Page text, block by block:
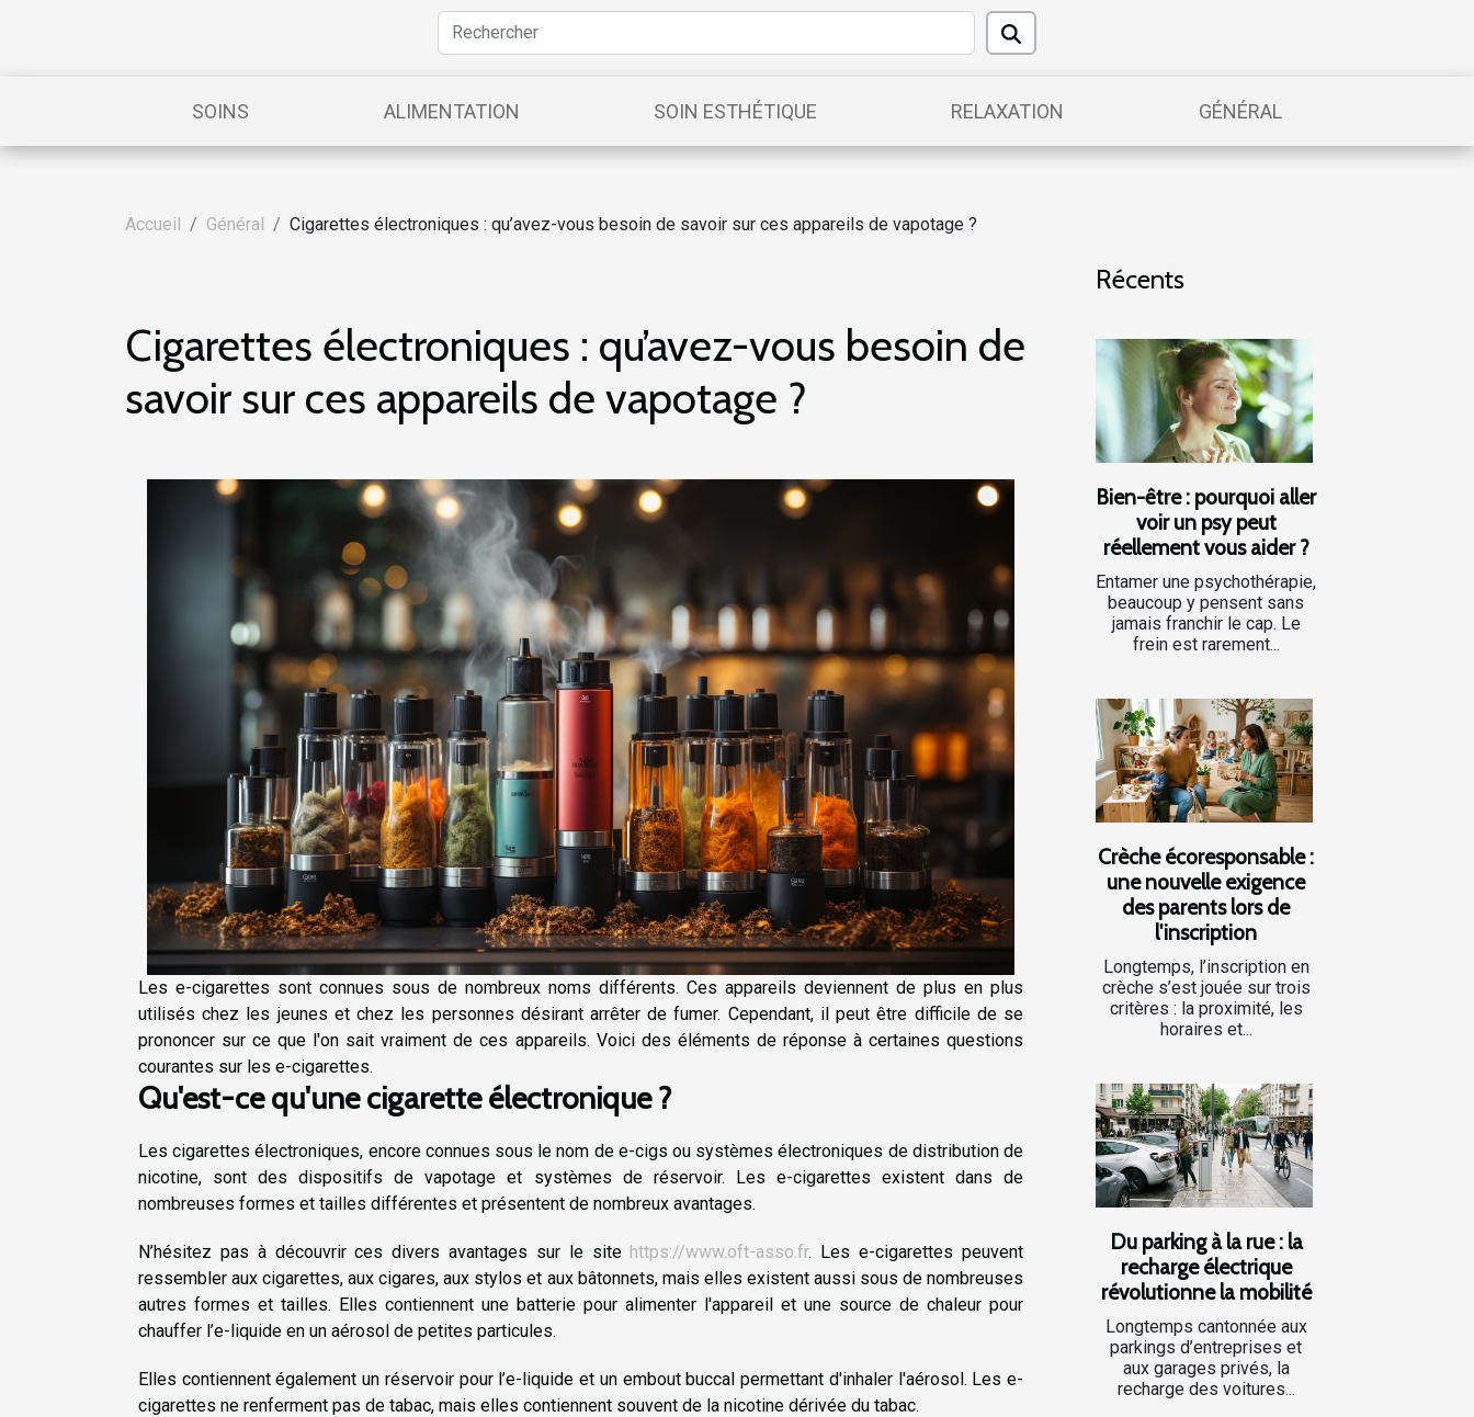
SOINS ALIMENTATION SOIN ESTHÉTIQUE RELAXATION GÉNÉRAL
Accueil Général Cigarettes électroniques : qu’avez-vous besoin de savoir sur ces appareils de vapotage ?
Cigarettes électroniques : qu’avez-vous besoin de
savoir sur ces appareils de vapotage ?
Les e-cigarettes sont connues sous de nombreux noms différents. Ces appareils deviennent de plus en plus
utilisés chez les jeunes et chez les personnes désirant arrêter de fumer. Cependant, il peut être difficile de se
prononcer sur ce que l'on sait vraiment de ces appareils. Voici des éléments de réponse à certaines questions
courantes sur les e-cigarettes.
Qu'est-ce qu'une cigarette électronique ?
Les cigarettes électroniques, encore connues sous le nom de e-cigs ou systèmes électroniques de distribution de
nicotine, sont des dispositifs de vapotage et systèmes de réservoir. Les e-cigarettes existent dans de
nombreuses formes et tailles différentes et présentent de nombreux avantages.
N’hésitez pas à découvrir ces divers avantages sur le site https://www.oft-asso.fr. Les e-cigarettes peuvent
ressembler aux cigarettes, aux cigares, aux stylos et aux bâtonnets, mais elles existent aussi sous de nombreuses
autres formes et tailles. Elles contiennent une batterie pour alimenter l'appareil et une source de chaleur pour
chauffer l’e-liquide en un aérosol de petites particules.
Elles contiennent également un réservoir pour l’e-liquide et un embout buccal permettant d'inhaler l'aérosol. Les e-
cigarettes ne renferment pas de tabac, mais elles contiennent souvent de la nicotine dérivée du tabac.
Récents
Bien-être : pourquoi aller
voir un psy peut
réellement vous aider ?
Entamer une psychothérapie,
beaucoup y pensent sans
jamais franchir le cap. Le
frein est rarement...
Crèche écoresponsable :
une nouvelle exigence
des parents lors de
l'inscription
Longtemps, l’inscription en
crèche s’est jouée sur trois
critères : la proximité, les
horaires et...
Du parking à la rue : la
recharge électrique
révolutionne la mobilité
Longtemps cantonnée aux
parkings d’entreprises et
aux garages privés, la
recharge des voitures...